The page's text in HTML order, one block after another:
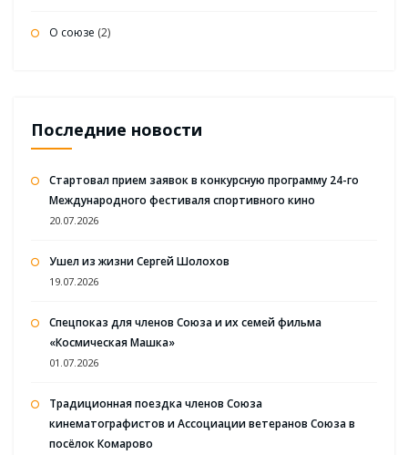
О союзе (2)
Последние новости
Стартовал прием заявок в конкурсную программу 24-го
Международного фестиваля спортивного кино
20.07.2026
Ушел из жизни Сергей Шолохов
19.07.2026
Спецпоказ для членов Союза и их семей фильма
«Космическая Машка»
01.07.2026
Традиционная поездка членов Союза
кинематографистов и Ассоциации ветеранов Союза в
посёлок Комарово